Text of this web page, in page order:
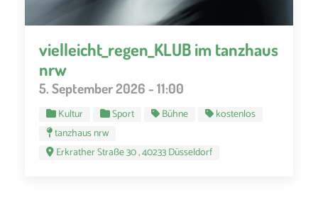
vielleicht_regen_KLUB im tanzhaus
nrw
5. September 2026 - 11:00
Kultur Sport Bühne
kostenlos
tanzhaus nrw
Erkrather Straße 30 , 40233 Düsseldorf